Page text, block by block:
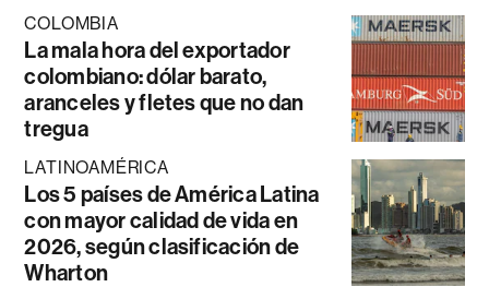
COLOMBIA
La mala hora del exportador
colombiano: dólar barato,
aranceles y fletes que no dan
tregua
LATINOAMÉRICA
Los 5 países de América Latina
con mayor calidad de vida en
2026, según clasificación de
Wharton